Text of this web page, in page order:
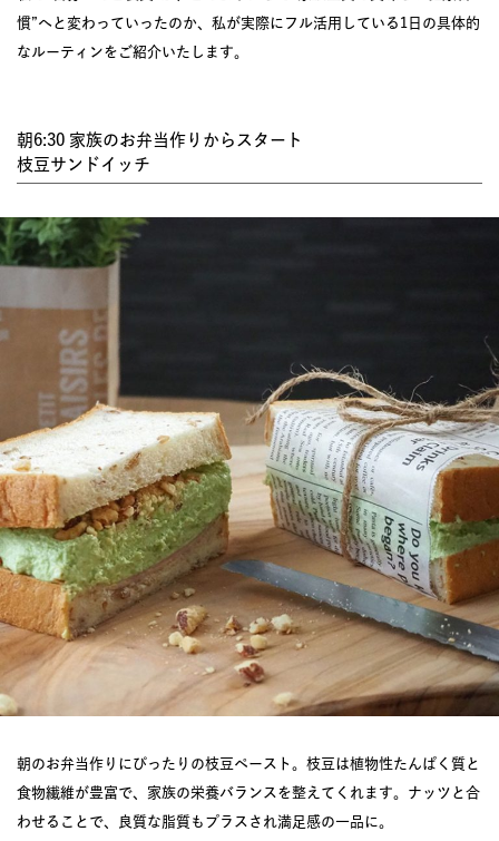
慣”へと変わっていったのか、私が実際にフル活用している1日の具体的
なルーティンをご紹介いたします。
朝6:30 家族のお弁当作りからスタート
枝豆サンドイッチ
朝のお弁当作りにぴったりの枝豆ペースト。枝豆は植物性たんぱく質と
食物繊維が豊富で、家族の栄養バランスを整えてくれます。ナッツと合
わせることで、良質な脂質もプラスされ満足感の一品に。